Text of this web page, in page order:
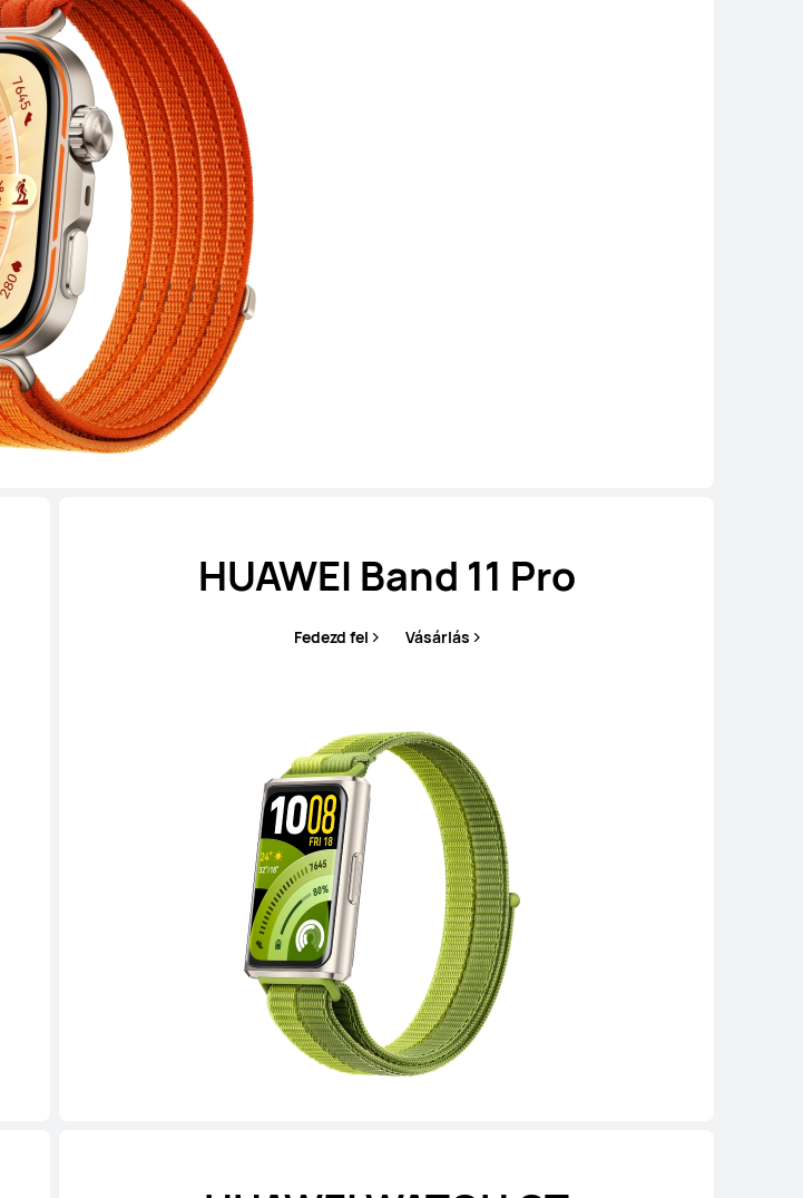
HUAWEI Band 11 Pro
Fedezd fel Vásárlás